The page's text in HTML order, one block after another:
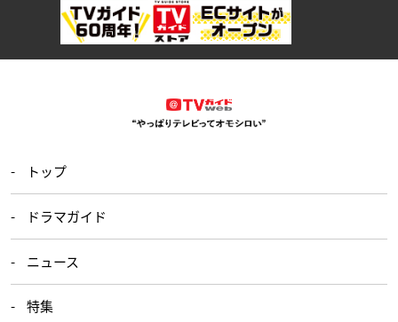
トップ
ドラマガイド
ニュース
特集